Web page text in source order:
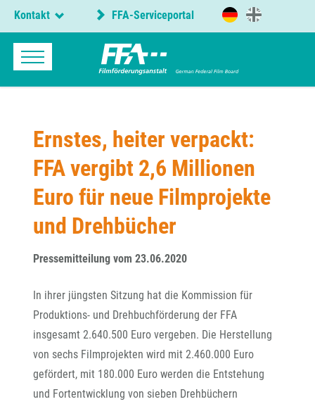
Kontakt FFA-Serviceportal
Ernstes, heiter verpackt:
FFA vergibt 2,6 Millionen
Euro für neue Filmprojekte
und Drehbücher
Pressemitteilung vom 23.06.2020
In ihrer jüngsten Sitzung hat die Kommission für
Produktions- und Drehbuchförderung der FFA
insgesamt 2.640.500 Euro vergeben. Die Herstellung
von sechs Filmprojekten wird mit 2.460.000 Euro
gefördert, mit 180.000 Euro werden die Entstehung
und Fortentwicklung von sieben Drehbüchern